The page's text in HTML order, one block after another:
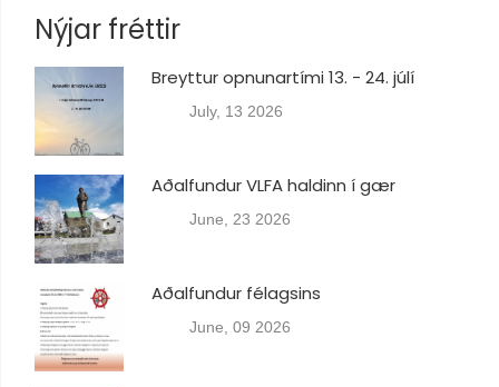
Nýjar fréttir
Breyttur opnunartími 13. - 24. júlí
July, 13 2026
Aðalfundur VLFA haldinn í gær
June, 23 2026
Aðalfundur félagsins
June, 09 2026